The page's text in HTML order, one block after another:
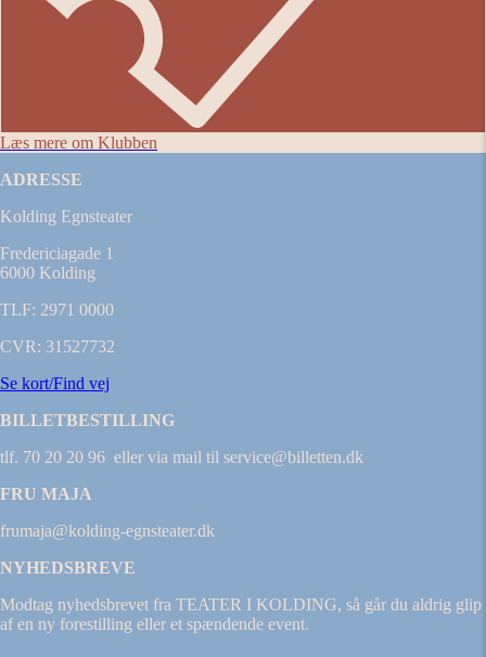
Læs mere om Klubben
ADRESSE
Kolding Egnsteater
Fredericiagade 1
6000 Kolding
TLF: 2971 0000
CVR: 31527732
Se kort/Find vej
BILLETBESTILLING
tlf. 70 20 20 96 eller via mail til service@billetten.dk
FRU MAJA
frumaja@kolding-egnsteater.dk
NYHEDSBREVE
Modtag nyhedsbrevet fra TEATER I KOLDING, så går du aldrig glip
af en ny forestilling eller et spændende event.